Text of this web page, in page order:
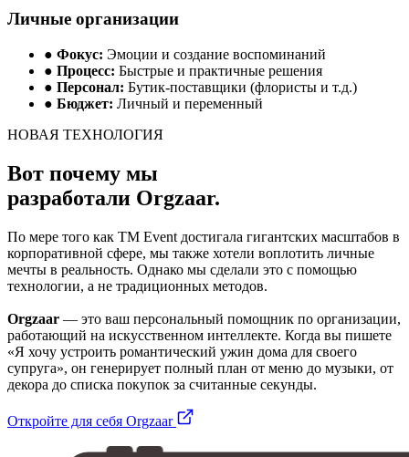
Личные организации
● Фокус: Эмоции и создание воспоминаний
● Процесс: Быстрые и практичные решения
● Персонал: Бутик-поставщики (флористы и т.д.)
● Бюджет: Личный и переменный
НОВАЯ ТЕХНОЛОГИЯ
Вот почему мы
разработали Orgzaar.
По мере того как TM Event достигала гигантских масштабов в
корпоративной сфере, мы также хотели воплотить личные
мечты в реальность. Однако мы сделали это с помощью
технологии, а не традиционных методов.
Orgzaar — это ваш персональный помощник по организации,
работающий на искусственном интеллекте. Когда вы пишете
«Я хочу устроить романтический ужин дома для своего
супруга», он генерирует полный план от меню до музыки, от
декора до списка покупок за считанные секунды.
Откройте для себя Orgzaar